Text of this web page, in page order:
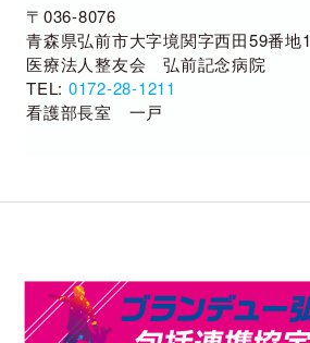
〒036-8076
青森県弘前市大字境関字西田59番地1
医療法人整友会 弘前記念病院
TEL: 0172-28-1211
看護部長室 一戸